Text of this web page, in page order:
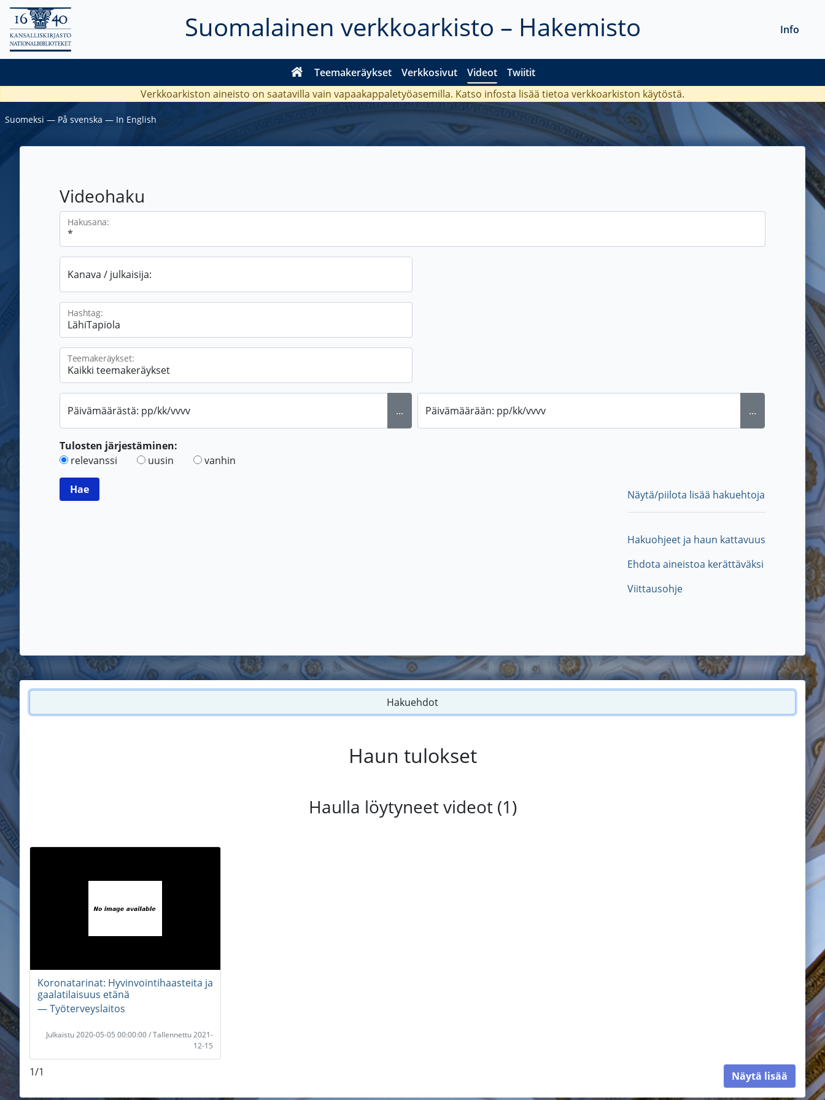
Suomalainen verkkoarkisto – Hakemisto
Teemakeräykset Verkkosivut Videot Twiitit
Info
Verkkoarkiston aineisto on saatavilla vain vapaakappaletyöasemilla. Katso infosta lisää tietoa verkkoarkiston käytöstä.
Suomeksi ― På svenska ― In English
Videohaku
Hakusana:
Kanava / julkaisija:
Hashtag:
Teemakeräykset:
Päivämäärästä: pp/kk/vvvv ... Päivämäärään: pp/kk/vvvv ...
Tulosten järjestäminen:
relevanssi
uusin vanhin
Näytä/piilota lisää hakuehtoja
Hakuohjeet ja haun kattavuus
Ehdota aineistoa kerättäväksi
Viittausohje
Hakuehdot
Haun tulokset
Haulla löytyneet videot (1)
Koronatarinat: Hyvinvointihaasteita ja
gaalatilaisuus etänä
― Työterveyslaitos
Julkaistu 2020-05-05 00:00:00 / Tallennettu 2021-
12-15
1/1 Näytä lisää